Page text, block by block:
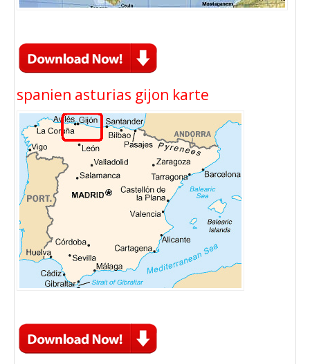
spanien asturias gijon karte